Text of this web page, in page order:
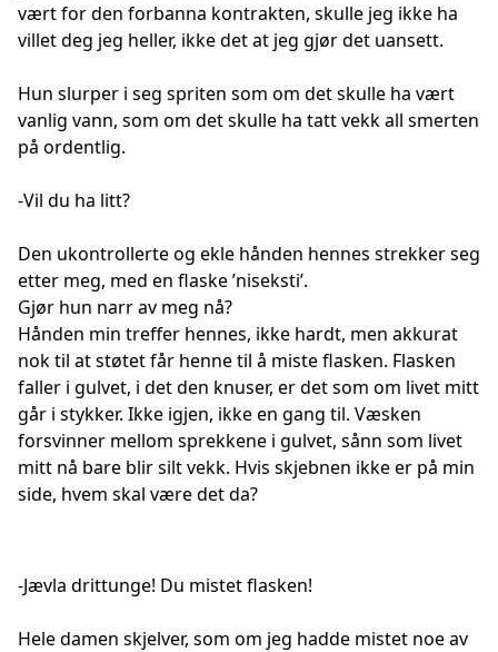
vært for den forbanna kontrakten, skulle jeg ikke ha
villet deg jeg heller, ikke det at jeg gjør det uansett.
Hun slurper i seg spriten som om det skulle ha vært
vanlig vann, som om det skulle ha tatt vekk all smerten
på ordentlig.
-Vil du ha litt?
Den ukontrollerte og ekle hånden hennes strekker seg
etter meg, med en flaske ’niseksti’.
Gjør hun narr av meg nå?
Hånden min treffer hennes, ikke hardt, men akkurat
nok til at støtet får henne til å miste flasken. Flasken
faller i gulvet, i det den knuser, er det som om livet mitt
går i stykker. Ikke igjen, ikke en gang til. Væsken
forsvinner mellom sprekkene i gulvet, sånn som livet
mitt nå bare blir silt vekk. Hvis skjebnen ikke er på min
side, hvem skal være det da?
-Jævla drittunge! Du mistet flasken!
Hele damen skjelver, som om jeg hadde mistet noe av